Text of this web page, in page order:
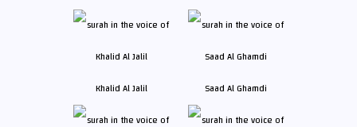
Khalid Al Jalil Saad Al Ghamdi